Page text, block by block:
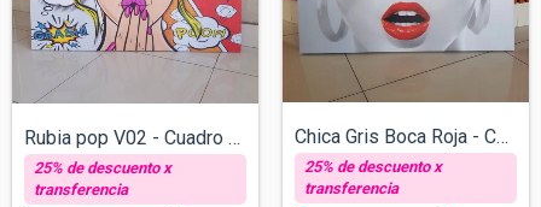
Rubia pop V02 - Cuadro con espejos - v/t... Chica Gris Boca Roja - Cuadro con espejo...